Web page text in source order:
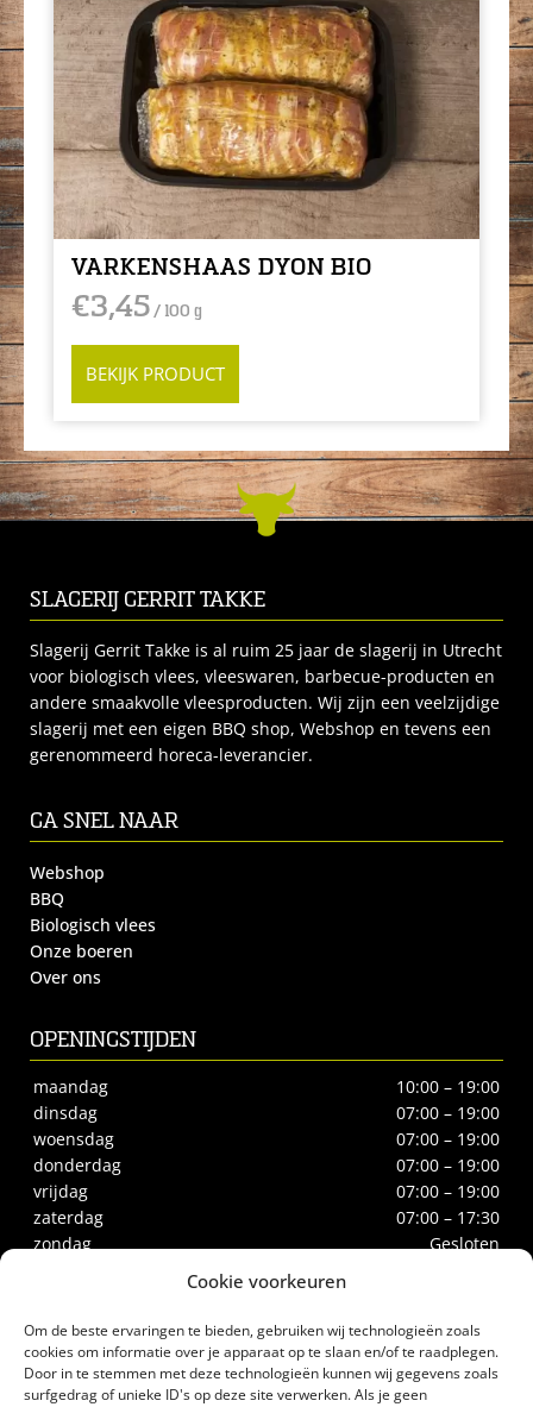
Cookie voorkeuren
Om de beste ervaringen te bieden, gebruiken wij technologieën zoals
cookies om informatie over je apparaat op te slaan en/of te raadplegen.
Door in te stemmen met deze technologieën kunnen wij gegevens zoals
surfgedrag of unieke ID's op deze site verwerken. Als je geen
VARKENSHAAS DYON BIO
€3,45/ 100 g
BEKIJK PRODUCT
SLAGERIJ GERRIT TAKKE
Slagerij Gerrit Takke is al ruim 25 jaar de slagerij in Utrecht
voor biologisch vlees, vleeswaren, barbecue-producten en
andere smaakvolle vleesproducten. Wij zijn een veelzijdige
slagerij met een eigen BBQ shop, Webshop en tevens een
gerenommeerd horeca-leverancier.
GA SNEL NAAR
Webshop
BBQ
Biologisch vlees
Onze boeren
Over ons
OPENINGSTIJDEN
maandag
10:00 – 19:00
dinsdag
07:00 – 19:00
woensdag
07:00 – 19:00
donderdag
07:00 – 19:00
vrijdag
07:00 – 19:00
zaterdag
07:00 – 17:30
zondag
Gesloten
Biltstraat 66
3572BE Utrecht